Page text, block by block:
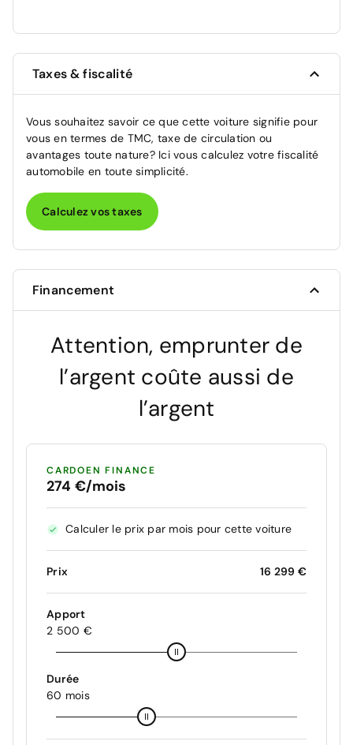
Taxes & fiscalité
Vous souhaitez savoir ce que cette voiture signifie pour
vous en termes de TMC, taxe de circulation ou
avantages toute nature? Ici vous calculez votre fiscalité
automobile en toute simplicité.
Calculez vos taxes
Financement
Attention, emprunter de
l’argent coûte aussi de
l’argent
CARDOEN FINANCE
274 €/mois
Calculer le prix par mois pour cette voiture
Prix 16 299 €
Apport
2 500 €
Durée
60 mois